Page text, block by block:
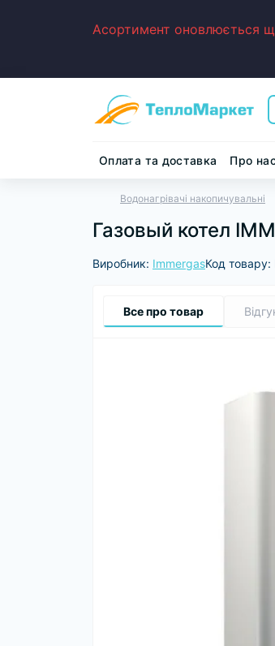
Асортимент оновлюється
Оплата та доставка Про
Водонагрівачі накопичувальні
Газовый котел
Виробник: ImmergasКод товару:
Все про товар